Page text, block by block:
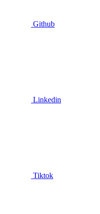
Github
Linkedin
Tiktok